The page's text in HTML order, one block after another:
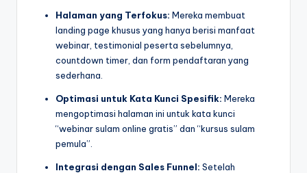
Halaman yang Terfokus: Mereka membuat
landing page khusus yang hanya berisi manfaat
webinar, testimonial peserta sebelumnya,
countdown timer, dan form pendaftaran yang
sederhana.
Optimasi untuk Kata Kunci Spesifik: Mereka
mengoptimasi halaman ini untuk kata kunci
“webinar sulam online gratis” dan “kursus sulam
pemula”.
Integrasi dengan Sales Funnel: Setelah